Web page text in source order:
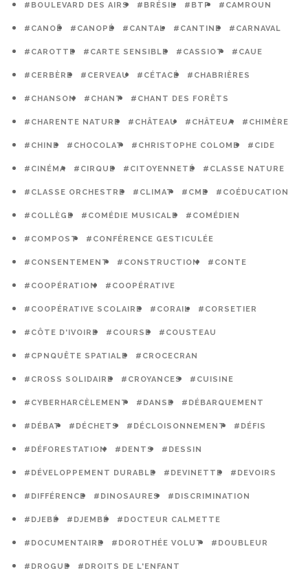
#BOULEVARD DES AIRS #BRÉSIL #BTP #CAMROUN
#CANOË #CANOPÉ #CANTAL #CANTINE #CARNAVAL
#CAROTTE #CARTE SENSIBLE #CASSIOT #CAUE
#CERBÈRE #CERVEAU #CÉTACÉ #CHABRIÈRES
#CHANSON #CHANT #CHANT DES FORÊTS
#CHARENTE NATURE #CHÂTEAU #CHÂTEUA #CHIMÈRE
#CHINE #CHOCOLAT #CHRISTOPHE COLOMB #CIDE
#CINÉMA #CIRQUE #CITOYENNETÉ #CLASSE NATURE
#CLASSE ORCHESTRE #CLIMAT #CME #COÉDUCATION
#COLLÈGE #COMÉDIE MUSICALE #COMÉDIEN
#COMPOST #CONFÉRENCE GESTICULÉE
#CONSENTEMENT #CONSTRUCTION #CONTE
#COOPÉRATION #COOPÉRATIVE
#COOPÉRATIVE SCOLAIRE #CORAIL #CORSETIER
#CÔTE D'IVOIRE #COURSE #COUSTEAU
#CPNQUÊTE SPATIALE #CROCECRAN
#CROSS SOLIDAIRE #CROYANCES #CUISINE
#CYBERHARCÈLEMENT #DANSE #DÉBARQUEMENT
#DÉBAT #DÉCHETS #DÉCLOISONNEMENT #DÉFIS
#DÉFORESTATION #DENTS #DESSIN
#DÉVELOPPEMENT DURABLE #DEVINETTE #DEVOIRS
#DIFFÉRENCE #DINOSAURES #DISCRIMINATION
#DJEBÉ #DJEMBÉ #DOCTEUR CALMETTE
#DOCUMENTAIRE #DOROTHÉE VOLUT #DOUBLEUR
#DROGUE #DROITS DE L'ENFANT